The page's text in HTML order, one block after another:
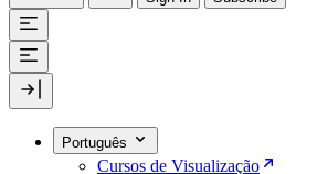
Português
Cursos de Visualização